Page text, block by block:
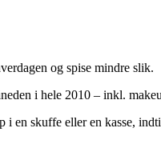
og spise mindre slik.
i hele 2010 – inkl.
i en skuffe eller en kasse,